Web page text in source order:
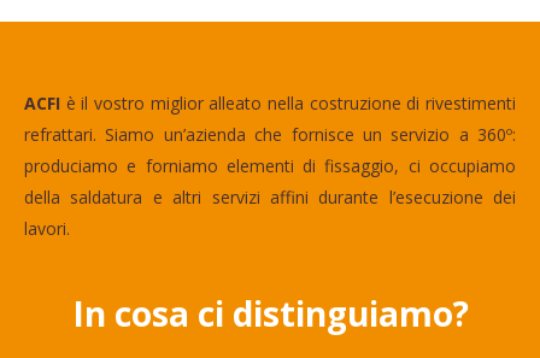
ACFI è il vostro miglior alleato nella costruzione di rivestimenti
refrattari. Siamo un’azienda che fornisce un servizio a 360º:
produciamo e forniamo elementi di fissaggio, ci occupiamo
della saldatura e altri servizi affini durante l’esecuzione dei
lavori.
In cosa ci distinguiamo?